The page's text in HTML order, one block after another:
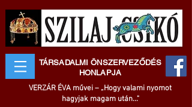
TÁRSADALMI ÖNSZERVEZŐDÉS
HONLAPJA
VERZÁR ÉVA művei – „Hogy valami nyomot
hagyjak magam után..."